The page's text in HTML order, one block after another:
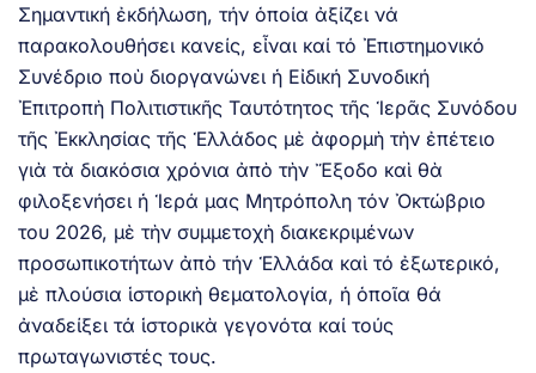
Σημαντική ἐκδήλωση, τήν ὁποία ἀξίζει νά
παρακολουθήσει κανείς, εἶναι καί τό Ἐπιστημονικό
Συνέδριο ποὺ διοργανώνει ἡ Εἰδική Συνοδική
Ἐπιτροπὴ Πολιτιστικῆς Ταυτότητος τῆς Ἱερᾶς Συνόδου
τῆς Ἐκκλησίας τῆς Ἑλλάδος μὲ ἀφορμὴ τὴν ἐπέτειο
γιὰ τὰ διακόσια χρόνια ἀπὸ τὴν Ἔξοδο καὶ θὰ
φιλοξενήσει ἡ Ἱερά μας Μητρόπολη τόν Ὀκτώβριο
του 2026, μὲ τὴν συμμετοχὴ διακεκριμένων
προσωπικοτήτων ἀπὸ τήν Ἑλλάδα καὶ τό ἐξωτερικό,
μὲ πλούσια ἱστορικὴ θεματολογία, ἡ ὁποῖα θά
ἀναδείξει τά ἱστορικὰ γεγονότα καί τούς
πρωταγωνιστές τους.